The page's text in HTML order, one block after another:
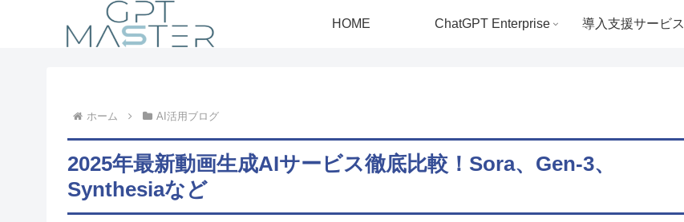
HOME ChatGPT Enterprise 導入支援サービス
ホーム AI活用ブログ
2025年最新動画生成AIサービス徹底比較！Sora、Gen-3、
Synthesiaなど